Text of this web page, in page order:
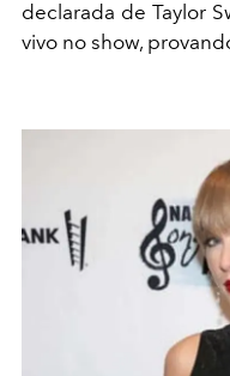
declarada de Taylor
vivo no show,